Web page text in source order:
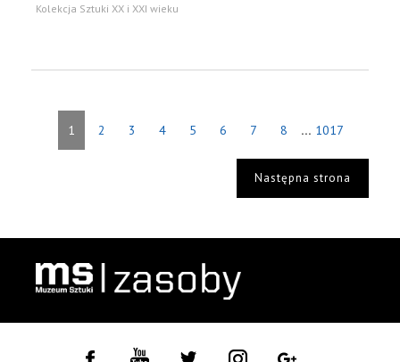
Kolekcja Sztuki XX i XXI wieku
1 2 3 4 5 6 7 8 ... 1017
Następna strona